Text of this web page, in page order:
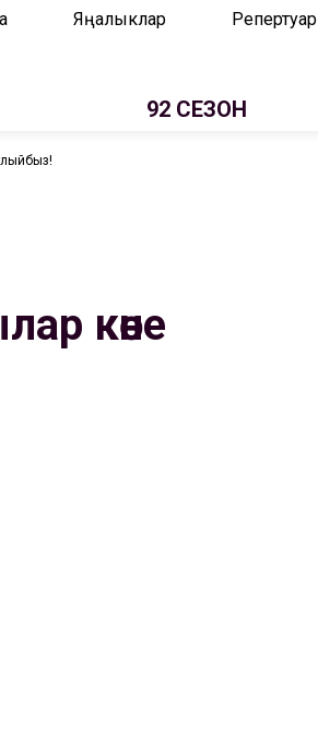
Яңалыклар Репертуар
92 СЕЗОН
көне